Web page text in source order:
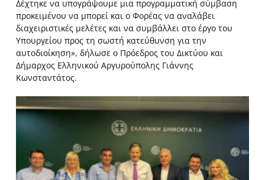
Δέχτηκε να υπογράψουμε μια προγραμματική σύμβαση
προκειμένου να μπορεί και ο Φορέας να αναλάβει
διαχειριστικές μελέτες και να συμβάλλει στο έργο του
Υπουργείου προς τη σωστή κατεύθυνση για την
αυτοδιοίκηση», δήλωσε ο Πρόεδρος του Δικτύου και
Δήμαρχος Ελληνικού Αργυρούπολης Γιάννης
Κωνσταντάτος.